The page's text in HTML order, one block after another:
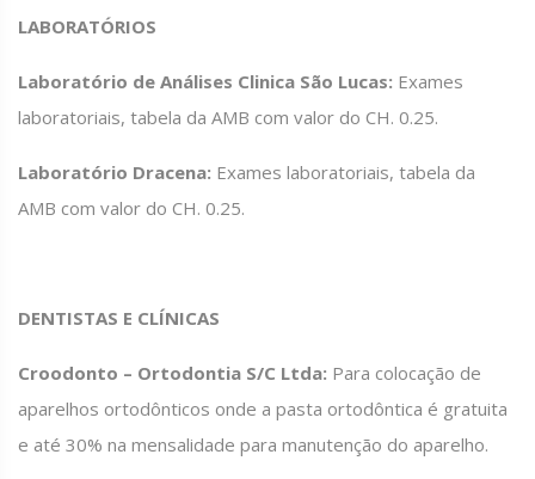
LABORATÓRIOS
Laboratório de Análises Clinica São Lucas: Exames
laboratoriais, tabela da AMB com valor do CH. 0.25.
Laboratório Dracena: Exames laboratoriais, tabela da
AMB com valor do CH. 0.25.
DENTISTAS E CLÍNICAS
Croodonto – Ortodontia S/C Ltda: Para colocação de
aparelhos ortodônticos onde a pasta ortodôntica é gratuita
e até 30% na mensalidade para manutenção do aparelho.